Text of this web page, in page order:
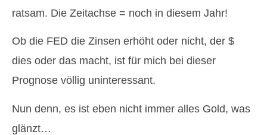
ratsam. Die Zeitachse = noch in diesem Jahr!
Ob die FED die Zinsen erhöht oder nicht, der $
dies oder das macht, ist für mich bei dieser
Prognose völlig uninteressant.
Nun denn, es ist eben nicht immer alles Gold, was
glänzt…